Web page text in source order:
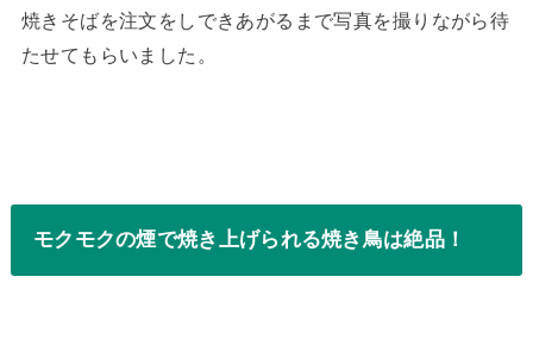
焼きそばを注文をしできあがるまで写真を撮りながら待
たせてもらいました。
モクモクの煙で焼き上げられる焼き鳥は絶品！